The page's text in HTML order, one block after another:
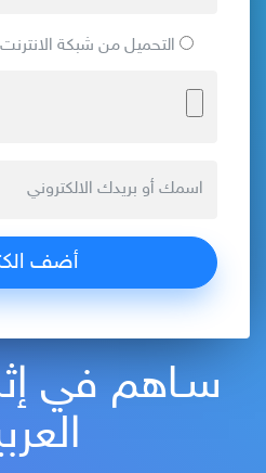
التحميل من شبكة الانترنت
سـاهم في